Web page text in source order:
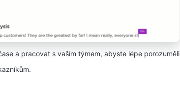
a pracovat s vaším týmem, abyste lépe porozuměli